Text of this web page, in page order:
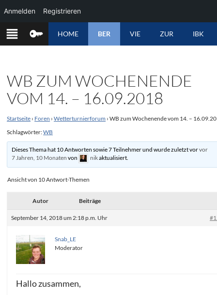
ZUM
INHALT
HOME BER VIE ZUR IBK
WB ZUM WOCHENENDE
VOM 14. – 16.09.2018
Startseite › Foren › Wetterturnierforum › WB zum Wochenende vom 14. –
Schlagwörter:WB
Dieses Thema hat 10 Antworten sowie 7 Teilnehmer und wurde zuletzt vorvor
7 Jahren, 10 Monaten von nikaktualisiert.
Ansicht von 10 Antwort-Themen
Autor Beiträge
September 14, 2018 um 2:18 p.m. Uhr
Snab_LE
Moderator
Hallo zusammen,
Anmelden Registrieren